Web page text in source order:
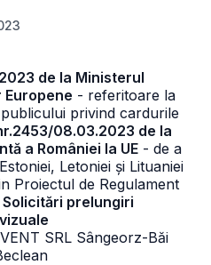
de la Ministerul
- referitoare la
privind cardurile
08.03.2023 de la
a României la UE - de a
Letoniei și Lituaniei
Proiectul de Regulament
Solicitări prelungiri
SRL Sângeorz-Băi